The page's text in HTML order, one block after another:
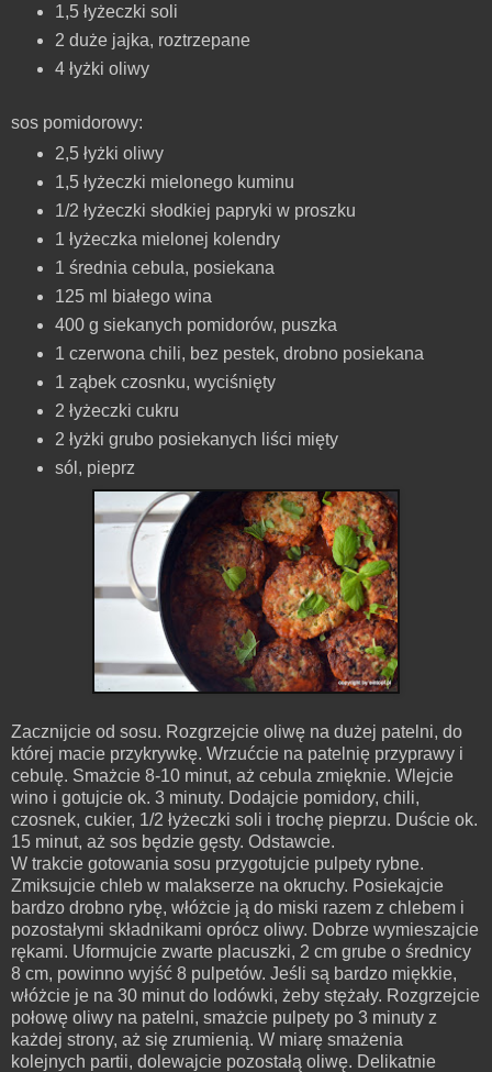
1,5 łyżeczki soli
2 duże jajka, roztrzepane
4 łyżki oliwy
sos pomidorowy:
2,5 łyżki oliwy
1,5 łyżeczki mielonego kuminu
1/2 łyżeczki słodkiej papryki w proszku
1 łyżeczka mielonej kolendry
1 średnia cebula, posiekana
125 ml białego wina
400 g siekanych pomidorów, puszka
1 czerwona chili, bez pestek, drobno posiekana
1 ząbek czosnku, wyciśnięty
2 łyżeczki cukru
2 łyżki grubo posiekanych liści mięty
sól, pieprz
Zacznijcie od sosu. Rozgrzejcie oliwę na dużej patelni, do
której macie przykrywkę. Wrzućcie na patelnię przyprawy i
cebulę. Smażcie 8-10 minut, aż cebula zmięknie. Wlejcie
wino i gotujcie ok. 3 minuty. Dodajcie pomidory, chili,
czosnek, cukier, 1/2 łyżeczki soli i trochę pieprzu. Duście ok.
15 minut, aż sos będzie gęsty. Odstawcie.
W trakcie gotowania sosu przygotujcie pulpety rybne.
Zmiksujcie chleb w malakserze na okruchy. Posiekajcie
bardzo drobno rybę, włóżcie ją do miski razem z chlebem i
pozostałymi składnikami oprócz oliwy. Dobrze wymieszajcie
rękami. Uformujcie zwarte placuszki, 2 cm grube o średnicy
8 cm, powinno wyjść 8 pulpetów. Jeśli są bardzo miękkie,
włóżcie je na 30 minut do lodówki, żeby stężały. Rozgrzejcie
połowę oliwy na patelni, smażcie pulpety po 3 minuty z
każdej strony, aż się zrumienią. W miarę smażenia
kolejnych partii, dolewajcie pozostałą oliwę. Delikatnie